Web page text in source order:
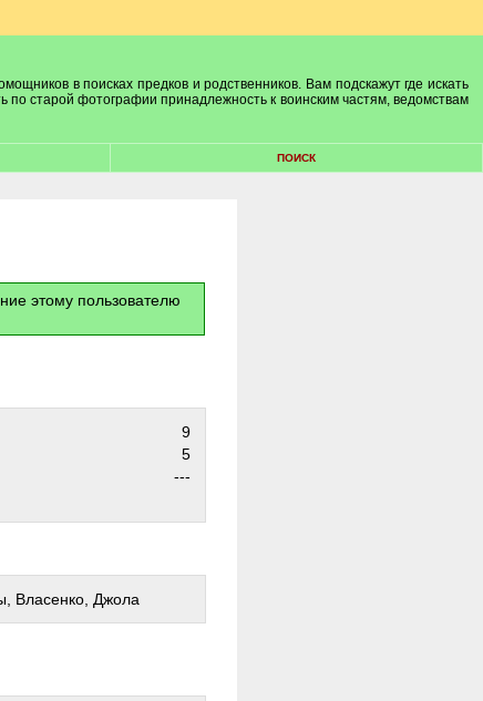
в поисках предков и родственников. Вам подскажут где искать
по старой фотографии принадлежность к воинским частям, ведомствам
ПОИСК
этому пользователю
9
5
---
Власенко, Джола